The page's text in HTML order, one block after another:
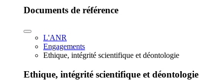
Documents de référence
L'ANR
Engagements
Ethique, intégrité scientifique et déontologie
Ethique, intégrité scientifique et déontologie